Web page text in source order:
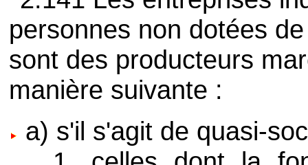
personnes non dotées
sont des producteurs
manière suivante :
a) s'il s'agit de quasi-